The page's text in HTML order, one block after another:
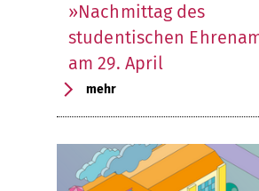
»Nachmittag des
studentischen
am 29. April
mehr